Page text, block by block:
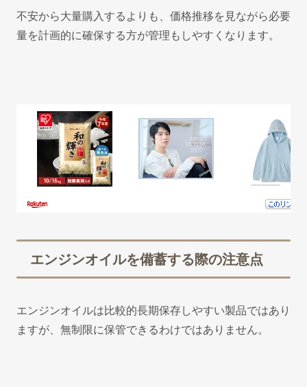
不安から大量購入するよりも、価格推移を見ながら必要
量を計画的に確保する方が管理もしやすくなります。
エンジンオイルを備蓄する際の注意点
エンジンオイルは比較的長期保存しやすい製品ではあり
ますが、無制限に保管できるわけではありません。